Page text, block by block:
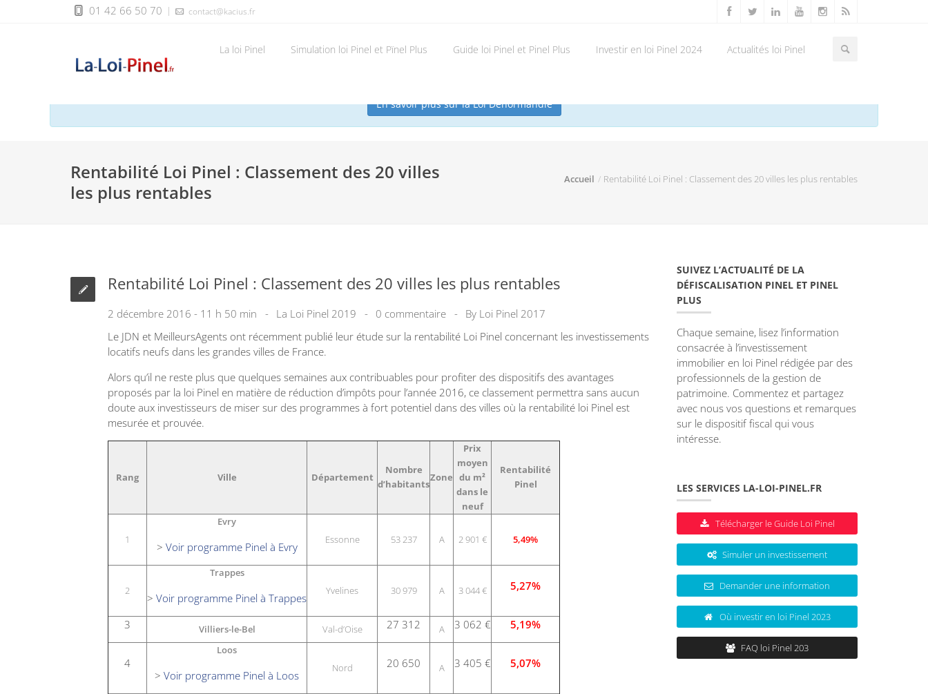
01 42 66 50 70 contact@kacius.fr
La loi Pinel Simulation loi Pinel et Pïnel Plus Guide loi Pinel et Pinel Plus Investir en loi Pinel 2024 Actualités loi Pinel
En savoir plus sur la Loi Denormandie
Rentabilité Loi Pinel : Classement des 20 villes
les plus rentables
Accueil Rentabilité Loi Pinel : Classement des 20 villes les plus rentables
Rentabilité Loi Pinel : Classement des 20 villes les plus rentables
2 décembre 2016 - 11 h 50 min La Loi Pinel 2019 0 commentaire By Loi Pinel 2017
Le JDN et MeilleursAgents ont récemment publié leur étude sur la rentabilité Loi Pinel concernant les investissements
locatifs neufs dans les grandes villes de France.
Alors qu’il ne reste plus que quelques semaines aux contribuables pour profiter des dispositifs des avantages
proposés par la loi Pinel en matière de réduction d’impôts pour l’année 2016, ce classement permettra sans aucun
doute aux investisseurs de miser sur des programmes à fort potentiel dans des villes où la rentabilité loi Pinel est
mesurée et prouvée.
Rang Ville Département
Nombre
d’habitants
Zone
Prix
moyen
du m²
dans le
neuf
Rentabilité
Pinel
1
Evry
> Voir programme Pinel à Evry
Essonne 53 237 A 2 901 € 5,49%
2
Trappes
> Voir programme Pinel à Trappes
Yvelines 30 979 A 3 044 € 5,27%
3 Villiers-le-Bel Val-d’Oise 27 312 A 3 062 € 5,19%
4
Loos
> Voir programme Pinel à Loos
Nord 20 650 A 3 405 € 5,07%
SUIVEZ L’ACTUALITÉ DE LA
DÉFISCALISATION PINEL ET PINEL
PLUS
Chaque semaine, lisez l’information
consacrée à l’investissement
immobilier en loi Pinel rédigée par des
professionnels de la gestion de
patrimoine. Commentez et partagez
avec nous vos questions et remarques
sur le dispositif fiscal qui vous
intéresse.
LES SERVICES LA-LOI-PINEL.FR
Télécharger le Guide Loi Pinel
Simuler un investissement
Demander une information
Où investir en loi Pinel 2023
FAQ loi Pinel 203